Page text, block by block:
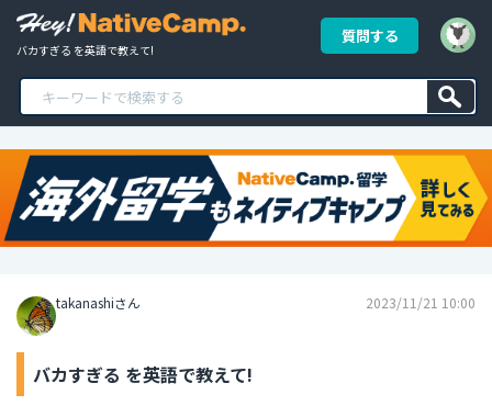
バカすぎる を英語で教えて!
質問する
takanashiさん 2023/11/21 10:00
バカすぎる を英語で教えて!